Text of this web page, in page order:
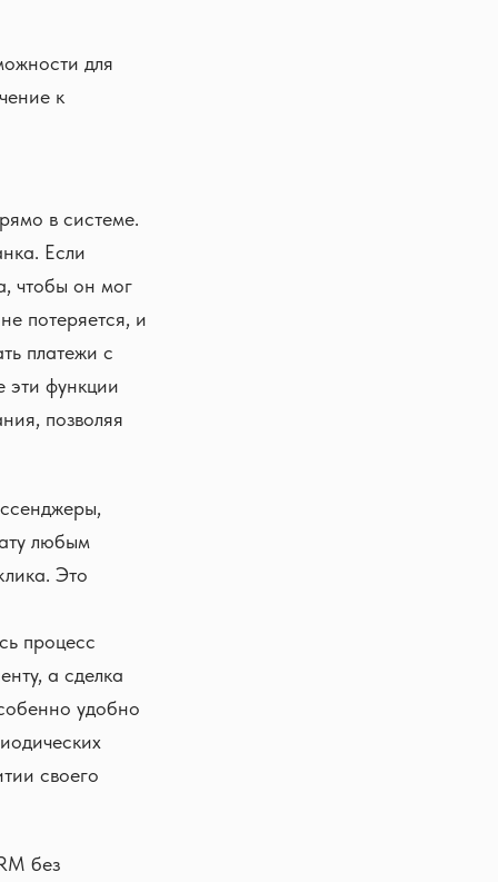
для
к
в системе.
Если
чтобы он мог
потеряется, и
платежи с
эти функции
позволяя
любым
Это
процесс
а сделка
удобно
своего
без